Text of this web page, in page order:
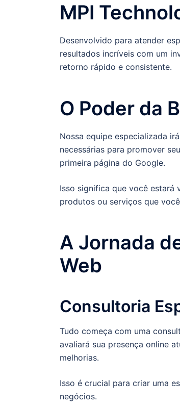
MPI
Desenvolvido para atender
resultados incríveis com um
retorno rápido e consistente.
O Poder da
Nossa equipe especializada
necessárias para promover
primeira página do Google.
Isso significa que você estará
produtos ou serviços que
A Jornada
Web
Consultoria
Tudo começa com uma
avaliará sua presença online
melhorias.
Isso é crucial para criar uma
negócios.